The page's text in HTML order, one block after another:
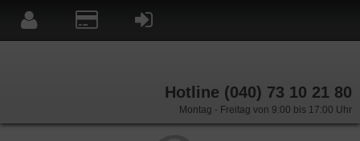
Hotline (040) 73 10 21 80
Montag - Freitag von 9:00 bis 17:00 Uhr